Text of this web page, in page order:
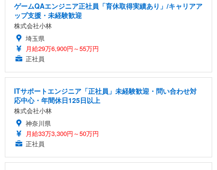
ゲームQAエンジニア正社員「育休取得実績あり」/キャリアア
ップ支援・未経験歓迎
株式会社小林
埼玉県
月給29万6,900円～55万円
正社員
ITサポートエンジニア「正社員」未経験歓迎・問い合わせ対
応中心・年間休日125日以上
株式会社小林
神奈川県
月給33万3,300円～50万円
正社員